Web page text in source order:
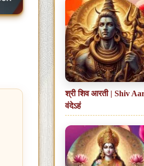
श्री शिव आरती | Shiv
वंदेऽहं